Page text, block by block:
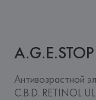
A.G.E.STOP
Антивозрастной
C.B.D. RETINOL